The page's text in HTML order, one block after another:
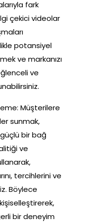
fark
çekici videolar
potansiyel
ve markanızı
ve
Müşterilere
sunmak,
bir bağ
ve
tercihlerini ve
Böylece
bir deneyim